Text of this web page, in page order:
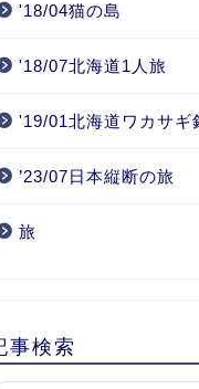
'18/04猫の島
'18/07北海道1人旅
'19/01北海道ワカサギ
’23/07日本縦断の旅
旅
事検索